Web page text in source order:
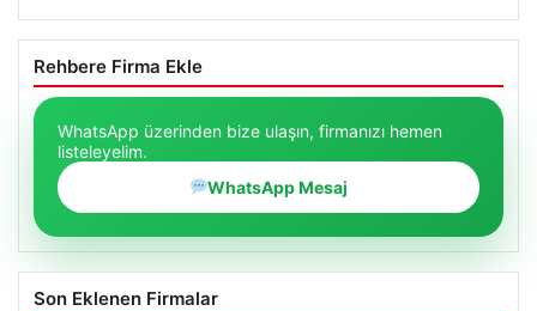
Rehbere Firma Ekle
WhatsApp üzerinden bize ulaşın, firmanızı hemen
listeleyelim.
WhatsApp Mesaj
Son Eklenen Firmalar